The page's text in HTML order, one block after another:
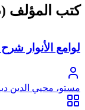
كتب المؤلف (5)
لوامع الأنوار
مستو، محيي الدين